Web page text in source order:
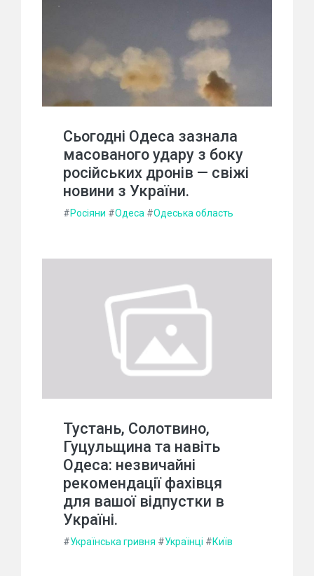
Сьогодні Одеса зазнала
масованого удару з боку
російських дронів — свіжі
новини з України.
#Росіяни #Одеса #Одеська область
Тустань, Солотвино,
Гуцульщина та навіть
Одеса: незвичайні
рекомендації фахівця
для вашої відпустки в
Україні.
#Українська гривня #Українці #Київ